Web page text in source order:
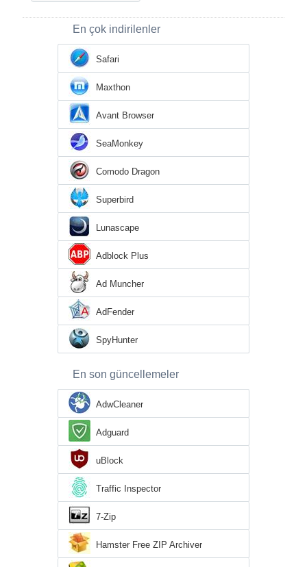
En çok indirilenler
Safari
Maxthon
Avant Browser
SeaMonkey
Comodo Dragon
Superbird
Lunascape
Adblock Plus
Ad Muncher
AdFender
SpyHunter
En son güncellemeler
AdwCleaner
Adguard
uBlock
Traffic Inspector
7-Zip
Hamster Free ZIP Archiver